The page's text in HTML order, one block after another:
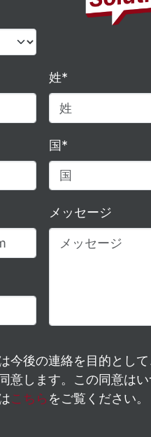
姓*
国*
メッセージ
今後の連絡を目的とし
意します。この同意は
こちら をご覧ください。